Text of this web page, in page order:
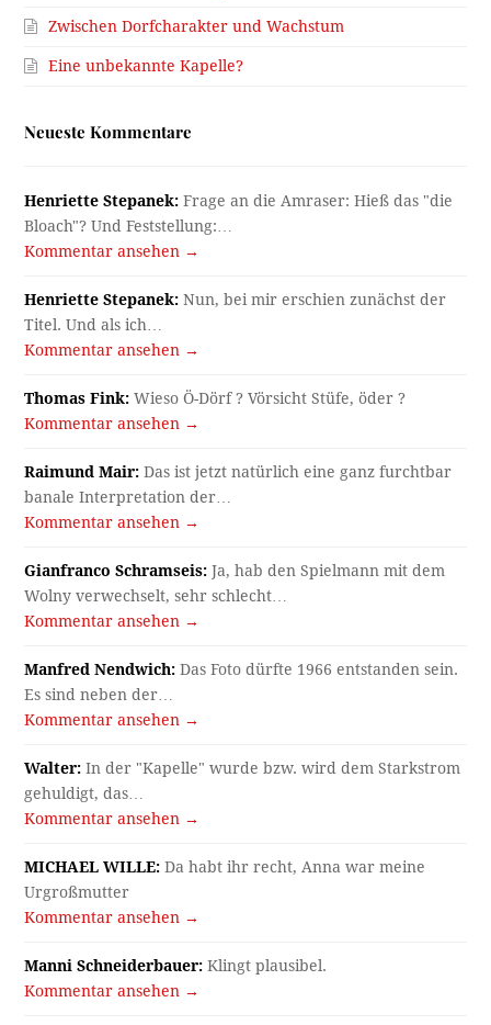
Zwischen Dorfcharakter und Wachstum
Eine unbekannte Kapelle?
Neueste Kommentare
Henriette Stepanek: Frage an die Amraser: Hieß das "die
Bloach"? Und Feststellung:…
Kommentar ansehen →
Henriette Stepanek: Nun, bei mir erschien zunächst der
Titel. Und als ich…
Kommentar ansehen →
Thomas Fink: Wieso Ö-Dörf ? Vörsicht Stüfe, öder ?
Kommentar ansehen →
Raimund Mair: Das ist jetzt natürlich eine ganz furchtbar
banale Interpretation der…
Kommentar ansehen →
Gianfranco Schramseis: Ja, hab den Spielmann mit dem
Wolny verwechselt, sehr schlecht…
Kommentar ansehen →
Manfred Nendwich: Das Foto dürfte 1966 entstanden sein.
Es sind neben der…
Kommentar ansehen →
Walter: In der "Kapelle" wurde bzw. wird dem Starkstrom
gehuldigt, das…
Kommentar ansehen →
MICHAEL WILLE: Da habt ihr recht, Anna war meine
Urgroßmutter
Kommentar ansehen →
Manni Schneiderbauer: Klingt plausibel.
Kommentar ansehen →